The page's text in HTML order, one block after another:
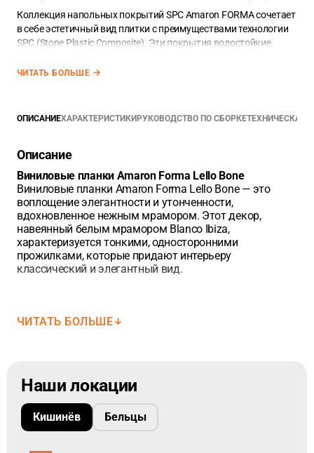
Коллекция напольных покрытий SPC Amaron FORMA сочетает
в себе эстетичный вид плитки с преимуществами технологии
SPC (Stone Plastic Composite). Эти покрытия водостойкие,
плитку придают элегантный и изысканный вид любому
Планка SPC из коллекцииAmaron FORMAимеет размеры
5 планок с общим метражом 2,088 м
Единица измерения напольных покрытий — квадратный
метр.Добавьте точный метраж в корзину используя точку
между цифрами, в зависимости от площадью планки.
ЧИТАТЬ БОЛЬШЕ
ОПИСАНИЕХАРАКТЕРИСТИКИРУКОВОДСТВО ПО СБОРКЕТЕХНИЧЕСКАЯ
Описание
Виниловые планки Amaron Forma Lello Bone
Виниловые планки Amaron Forma Lello Bone — это
воплощение элегантности и утонченности,
вдохновленное нежным мрамором. Этот декор,
навеянный белым мрамором Blanco Ibiza,
характеризуется тонкими, односторонними
прожилками, которые придают интерьеру
классический и элегантный вид.
Узор и цветовая гамма
кто ценит элегантные и светлые интерьеры.
Современная технология
Благодаря использованию инновационных замков 5G
CROSS, планки Amaron Forma Lello Bone можно
укладывать быстро и без проблем, достигая эффекта
ЧИТАТЬ БОЛЬШЕ
Наши локации
Кишинёв Бельцы